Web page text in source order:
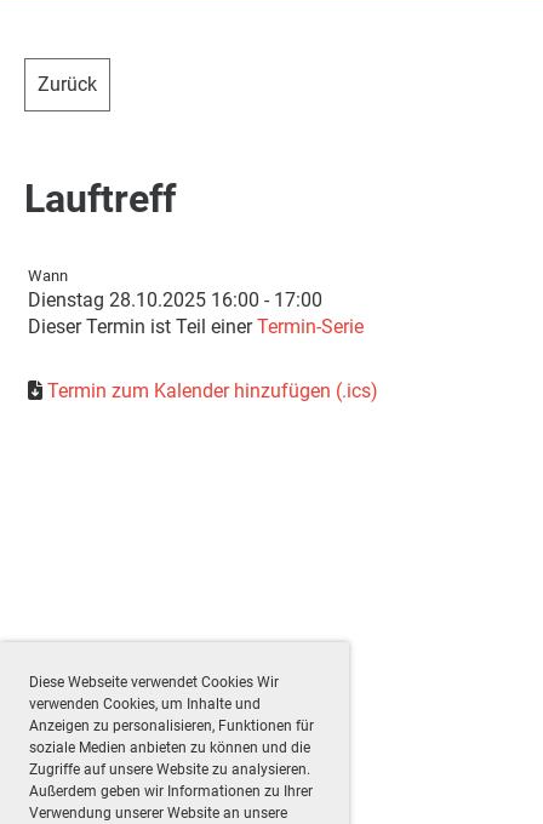
Diese Webseite verwendet Cookies Wir
verwenden Cookies, um Inhalte und
Anzeigen zu personalisieren, Funktionen für
soziale Medien anbieten zu können und die
Zugriffe auf unsere Website zu analysieren.
Außerdem geben wir Informationen zu Ihrer
Verwendung unserer Website an unsere
Zurück
Lauftreff
Wann
Dienstag 28.10.2025 16:00 - 17:00
Dieser Termin ist Teil einerTermin-Serie
Termin zum Kalender hinzufügen (.ics)